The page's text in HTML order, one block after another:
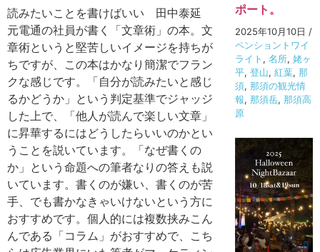
読みたいことを書けばいい 田中泰延
元電通の社員が書く「文章術」の本。文
章術というと堅苦しいイメージを持ちが
ちですが、この本はかなり簡潔でフラン
クな感じです。「自分が読みたいと感じ
るかどうか」という判定基準でジャッジ
した上で、「他人が読んで楽しい文章」
に昇華するにはどうしたらいいのかとい
うことを説いています。「なぜ書くの
か」という命題への筆者なりの答えも説
いています。書くのが嫌い、書くのが苦
手、でも書かなきゃいけないという方に
おすすめです。個人的には複数挟みこん
んである「コラム」がおすすめで、こち
ポート。
2025年10月10日 /
ペンショントワイ
ライト ,名所,姥ヶ
平,登山,紅葉,那
須,那須の観光情
報,那須岳,那須高
原